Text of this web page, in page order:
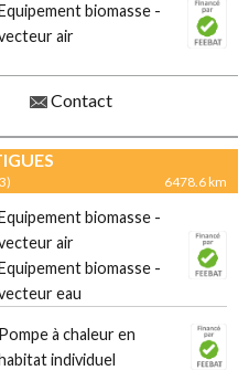
biomasse -
air
Contact
6478.6 km
biomasse -
air
biomasse -
eau
Pompe à chaleur en
individuel